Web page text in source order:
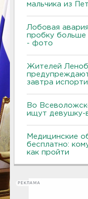
мальчика из
Лобовая
пробку
- фото
Жителей
завтра
Во
ищут девушку-
Медицинские
бесплатно:
как пройти
РЕКЛАМА